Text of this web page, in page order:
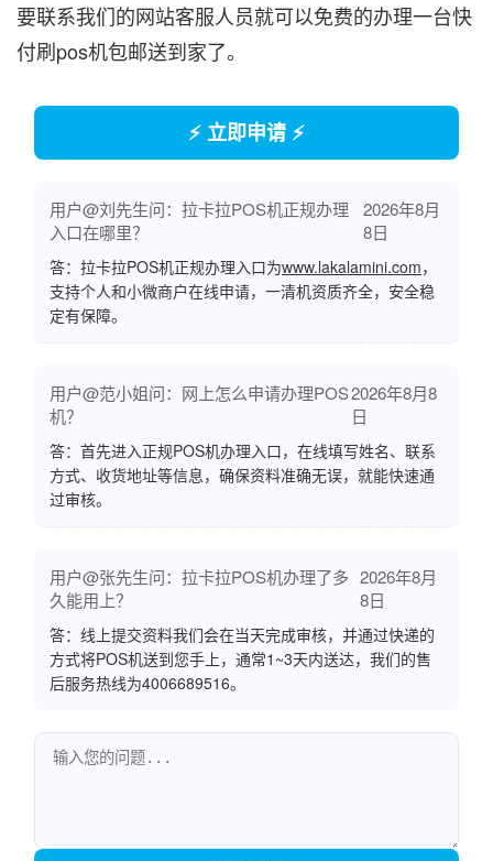
要联系我们的网站客服人员就可以免费的办理一台快
付刷pos机包邮送到家了。
⚡ 立即申请 ⚡
用户@刘先生问：拉卡拉POS机正规办理
入口在哪里？
2026年8月
8日
答：拉卡拉POS机正规办理入口为www.lakalamini.com，
支持个人和小微商户在线申请，一清机资质齐全，安全稳
定有保障。
用户@范小姐问：网上怎么申请办理POS
机？
2026年8月8
日
答：首先进入正规POS机办理入口，在线填写姓名、联系
方式、收货地址等信息，确保资料准确无误，就能快速通
过审核。
用户@张先生问：拉卡拉POS机办理了多
久能用上？
2026年8月
8日
答：线上提交资料我们会在当天完成审核，并通过快递的
方式将POS机送到您手上，通常1~3天内送达，我们的售
后服务热线为4006689516。